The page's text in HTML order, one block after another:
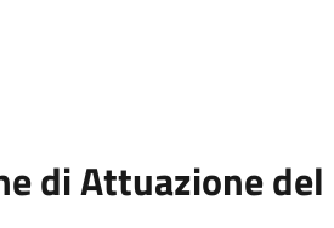
di Attuazione del